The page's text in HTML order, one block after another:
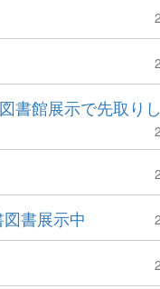
書館展示で先取り
書展示中